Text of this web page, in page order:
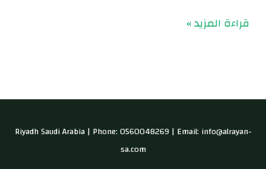
قراءة المزيد »
Riyadh Saudi Arabia | Phone: 0560048269 | Email: info@alrayan-
sa.com